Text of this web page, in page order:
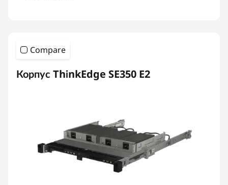
Compare
Корпус ThinkEdge SE350 E2